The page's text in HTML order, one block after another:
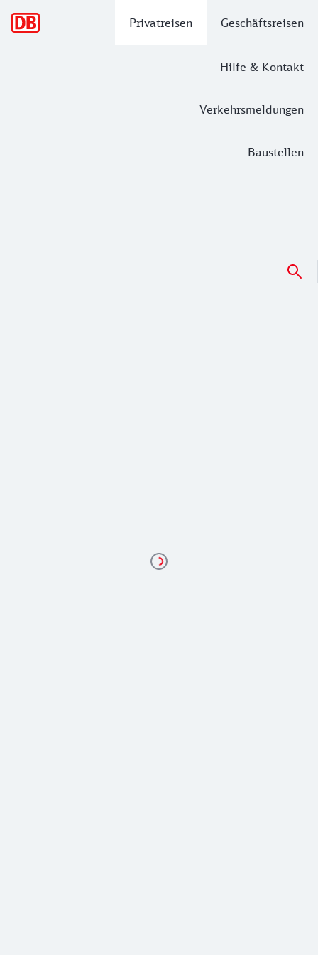
Privatreisen Geschäftsreisen
Hilfe & Kontakt
Verkehrsmeldungen
Baustellen